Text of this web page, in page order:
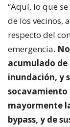
“Aquí, lo que
de los vecinos,
respecto del
emergencia.
acumulado
inundación, y
mayormente
bypass, y de